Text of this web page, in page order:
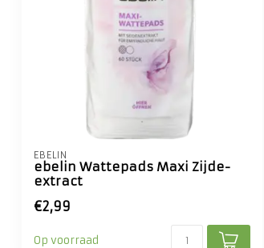
EBELIN
ebelin Wattepads Maxi Zijde-
extract
€2,99
Op voorraad